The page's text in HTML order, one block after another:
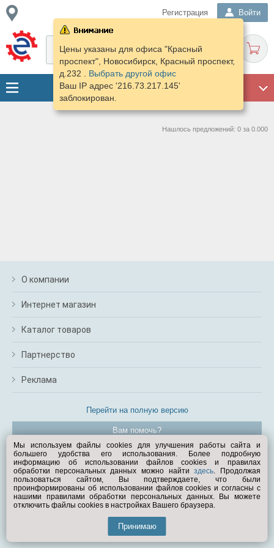
Регистрация Войти
Цены указаны для офиса "Красный
проспект", Новосибирск, Красный проспект,
д.232 . Выбрать другой офис
Ваш IP адрес '216.73.217.145'
заблокирован.
Нашлось предложений: 0 за 0.000
О компании
Интернет магазин
Каталог товаров
Партнерство
Реклама
Перейти на полную версию
Вам помочь?
© Exist.ru 1998—2026
Мы используем файлы cookies для улучшения работы сайта и
большего удобства его использования. Более подробную
информацию об использовании файлов cookies и правилах
обработки персональных данных можно найтиздесь. Продолжая
пользоваться сайтом, Вы подтверждаете, что были
проинформированы об использовании файлов cookies и согласны с
нашими правилами обработки персональных данных. Вы можете
отключить файлы cookies в настройках Вашего браузера.
Принимаю